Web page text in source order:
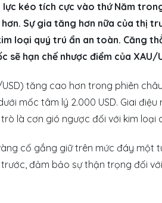
kéo tích cực vào thứ Năm
hơn. Sự gia tăng hơn nữa của thị
loại quý trú ẩn an toàn. Căng
sẽ hạn chế nhược điểm của XAU/
USD) tăng cao hơn trong phiên
mốc tâm lý 2.000 USD. Giai
là cơn gió ngược đối với kim loại
cố gắng giữ trên mức đáy một
đảm bảo sự thận trọng đối